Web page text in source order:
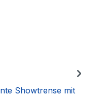
Showtrense mit